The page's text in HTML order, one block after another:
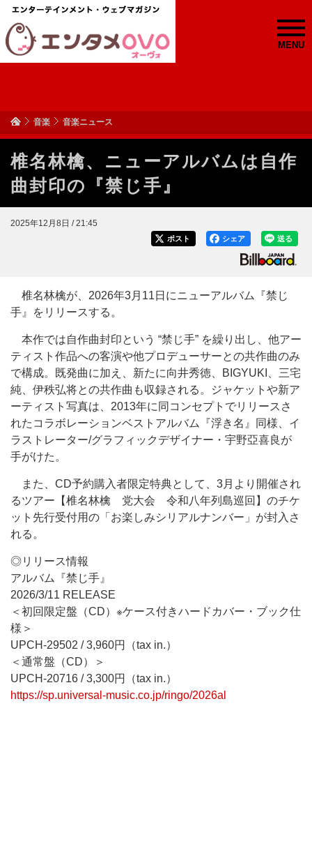
MENU
音楽 音楽ニュース
椎名林檎、ニューアルバムは自作
曲封印の『禁じ手』
2025年12月8日 / 21:45
送る
シェア
ポスト
椎名林檎が、2026年3月11日にニューアルバム『禁じ
手』をリリースする。
本作では自作曲封印という “禁じ手” を繰り出し、他アー
ティスト作品への客演や他プロデューサーとの共作曲のみ
で構成。既発曲に加え、新たに向井秀徳、BIGYUKI、三宅
純、伊秩弘将との共作曲も収録される。ジャケットや新ア
ーティスト写真は、2013年に同コンセプトでリリースさ
れたコラボレーションベストアルバム『浮き名』同様、イ
ラストレーター/グラフィックデザイナー・宇野亞喜良が
手がけた。
また、CD予約購入者限定特典として、3月より開催され
るツアー【椎名林檎 党大会 令和八年列島巡回】のチケ
ット先行受付用の「お楽しみシリアルナンバー」が封入さ
れる。
◎リリース情報
アルバム『禁じ手』
2026/3/11 RELEASE
＜初回限定盤（CD）※ケース付きハードカバー・ブック仕
様＞
UPCH-29502 / 3,960円（tax in.）
＜通常盤（CD）＞
UPCH-20716 / 3,300円（tax in.）
https://sp.universal-music.co.jp/ringo/2026al